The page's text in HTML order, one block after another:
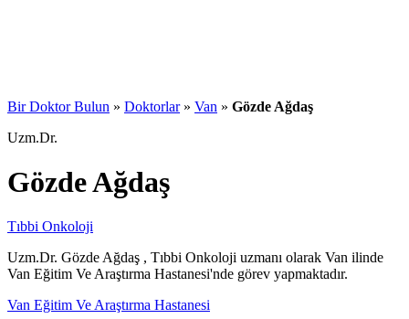
Bir Doktor Bulun » Doktorlar» Van » Gözde Ağdaş
Uzm.Dr.
Gözde Ağdaş
Tıbbi Onkoloji
Uzm.Dr. Gözde Ağdaş , Tıbbi Onkoloji uzmanı olarak Van ilinde
Van Eğitim Ve Araştırma Hastanesi'nde görev yapmaktadır.
Van Eğitim Ve Araştırma Hastanesi